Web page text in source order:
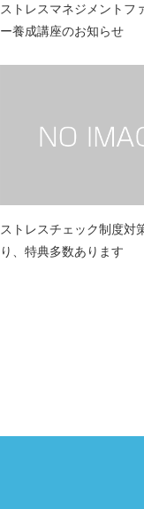
ストレスマネジメントフ
ー養成講座のお知らせ
ストレスチェック制度対
り、特典多数あります